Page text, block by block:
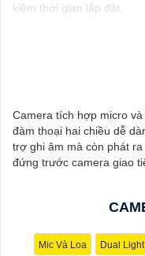
kiệm thời gian lắp đặt.
Camera Mắt Cá rất đa
đến cửa hàng, nhà kho,
giúp bạn giám sát và bảo
lợi.
Camera tích hợp micro
đàm thoại hai chiều dễ
trợ ghi âm mà còn phát
đứng trước camera giao
Mic Và Loa Dual Light